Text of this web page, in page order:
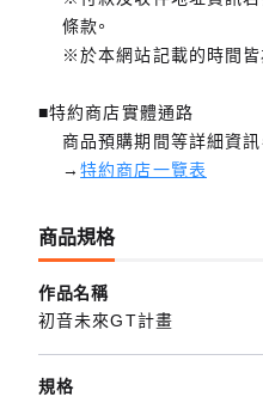
條款。
※於本網站記載的時間皆
■特約商店實體通路
商品預購期間等詳細資訊
→特約商店一覽表
商品規格
作品名稱
初音未來GT計畫
規格